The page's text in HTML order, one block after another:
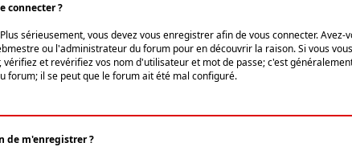
connecter ?
sérieusement, vous devez vous enregistrer afin de vous connecter.
ou l'administrateur du forum pour en découvrir la raison. Si vous
vérifiez et revérifiez vos nom d'utilisateur et mot de passe; c'est
forum; il se peut que le forum ait été mal configuré.
de m'enregistrer ?